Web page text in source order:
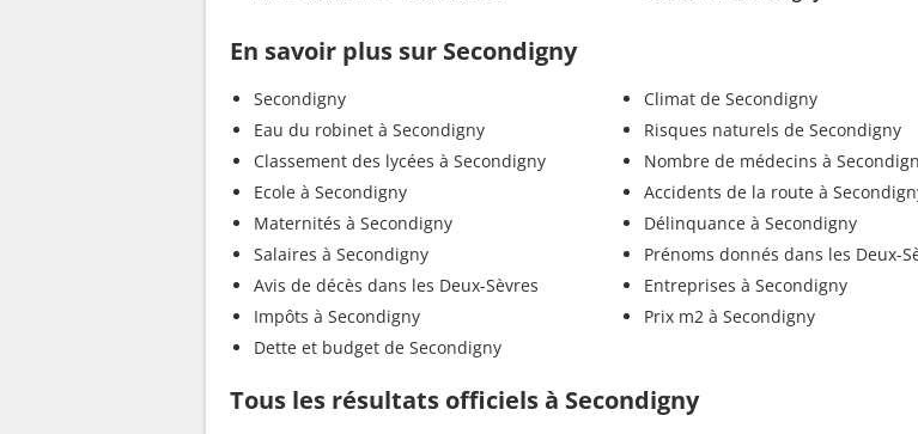
En savoir plus sur Secondigny
Secondigny
Eau du robinet à Secondigny
Classement des lycées à Secondigny
Ecole à Secondigny
Maternités à Secondigny
Salaires à Secondigny
Avis de décès dans les Deux-Sèvres
Impôts à Secondigny
Dette et budget de Secondigny
Climat de Secondigny
Risques naturels de Secondigny
Nombre de médecins à
Accidents de la route à
Délinquance à Secondigny
Prénoms donnés dans les Deux-
Entreprises à Secondigny
Prix m2 à Secondigny
Tous les résultats officiels à Secondigny